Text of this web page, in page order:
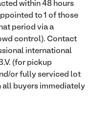
within 48 hours
to 1 of those
period via a
control). Contact
international
(for pickup
or fully serviced lot
all buyers immediately